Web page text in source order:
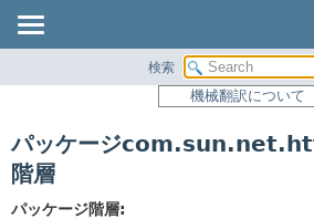
パッケージ
クラス
使用
検索
機械翻訳について
パッケージ
階層
パッケージ階層: